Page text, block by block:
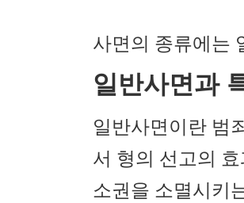
사면의 종류에는
일반사면과
일반사면이란 범
서 형의 선고의
소권을 소멸시키